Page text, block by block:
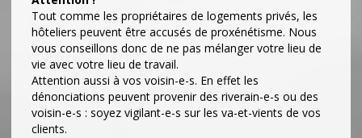
Tout comme les propriétaires de logements privés, les
hôteliers peuvent être accusés de proxénétisme. Nous
vous conseillons donc de ne pas mélanger votre lieu de
vie avec votre lieu de travail.
Attention aussi à vos voisin-e-s. En effet les
dénonciations peuvent provenir des riverain-e-s ou des
voisin-e-s : soyez vigilant-e-s sur les va-et-vients de vos
clients.